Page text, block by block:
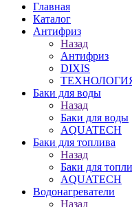
Главная
Каталог
Антифриз
Назад
Антифриз
DIXIS
Баки для воды
Назад
Баки для воды
AQUATECH
Баки для топлива
Назад
Баки для
AQUATECH
Водонагреватели
Назад